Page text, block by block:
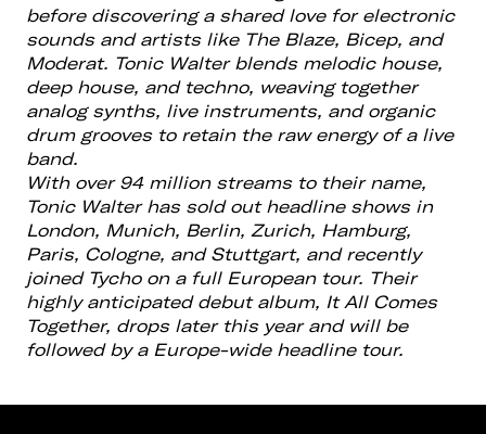
before discovering a shared love for electronic
sounds and artists like The Blaze, Bicep, and
Moderat. Tonic Walter blends melodic house,
deep house, and techno, weaving together
analog synths, live instruments, and organic
drum grooves to retain the raw energy of a live
band.
With over 94 million streams to their name,
Tonic Walter has sold out headline shows in
London, Munich, Berlin, Zurich, Hamburg,
Paris, Cologne, and Stuttgart, and recently
joined Tycho on a full European tour. Their
highly anticipated debut album, It All Comes
Together, drops later this year and will be
followed by a Europe-wide headline tour.